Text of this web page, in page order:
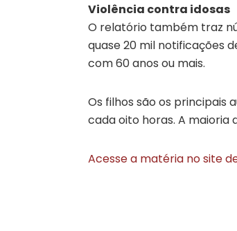
Violência contra idosas
O relatório também traz
quase 20 mil notificações
com 60 anos ou mais.
Os filhos são os principais
cada oito horas. A maioria
Acesse a matéria no site